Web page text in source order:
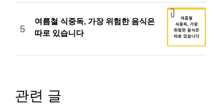
5
여름철 식중독, 가장 위험한 음식은
따로 있습니다
관련 글